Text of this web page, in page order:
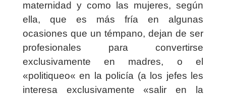
maternidad y como las mujeres, según
ella, que es más fría en algunas
ocasiones que un témpano, dejan de ser
profesionales para convertirse
exclusivamente en madres, o el
«politiqueo« en la policía (a los jefes les
interesa exclusivamente «salir en la